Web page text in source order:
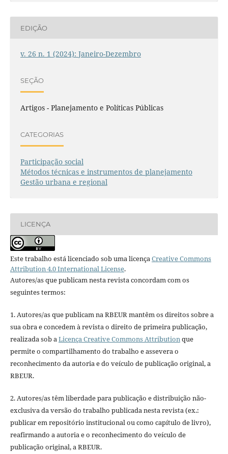
EDIÇÃO
v. 26 n. 1 (2024): Janeiro-Dezembro
SEÇÃO
Artigos - Planejamento e Políticas Públicas
CATEGORIAS
Participação social
Métodos técnicas e instrumentos de planejamento
Gestão urbana e regional
LICENÇA
Este trabalho está licenciado sob uma licença Creative Commons
Attribution 4.0 International License.
Autores/as que publicam nesta revista concordam com os
seguintes termos:
1. Autores/as que publicam na RBEUR mantêm os direitos sobre a
sua obra e concedem à revista o direito de primeira publicação,
realizada sob a Licença Creative Commons Attribution que
permite o compartilhamento do trabalho e assevera o
reconhecimento da autoria e do veículo de publicação original, a
RBEUR.
2. Autores/as têm liberdade para publicação e distribuição não-
exclusiva da versão do trabalho publicada nesta revista (ex.:
publicar em repositório institucional ou como capítulo de livro),
reafirmando a autoria e o reconhecimento do veículo de
publicação original, a RBEUR.